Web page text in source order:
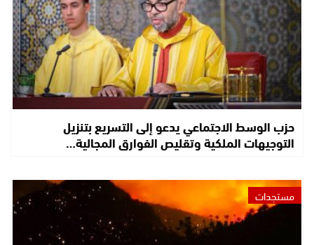
حزب الوسط الاجتماعي يدعو إلى التسريع بتنزيل
التوجيهات الملكية وتقليص الفوارق المجالية…
مستجدات